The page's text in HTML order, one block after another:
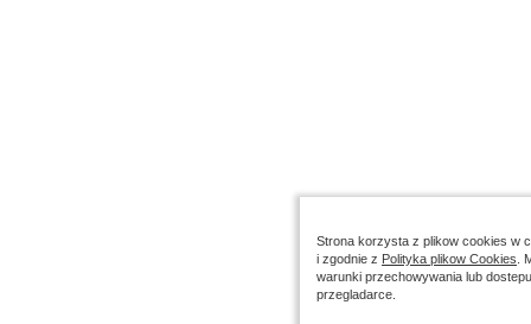
Strona korzysta z plikow cookies w
i zgodnie z Polityka plikow Cookies .
warunki przechowywania lub
przegladarce.